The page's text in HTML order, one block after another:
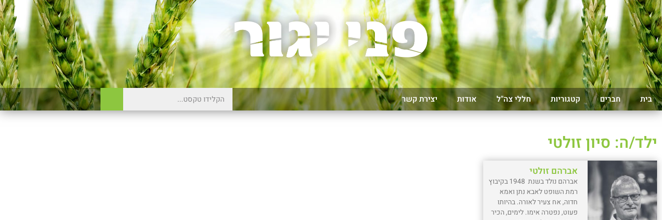
בית חברים קטגוריות חללי צה"ל אודות יצירת קשר
ילד/ה: סיון זולטי
אברהם זולטי
אברהם נולד בשנת 1948 בקיבוץ
רמת השופט לאבא נתן ואמא
חדוה, אח צעיר לאורה. בהיותו
פעוט, נפטרה אימו. לימים, הכיר